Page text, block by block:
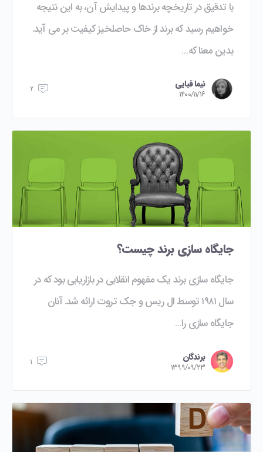
با تدقیق در تاریخچه برندها و پیدایش آن، به این نتیجه
خواهیم رسید که برند از خاک حاصلخیز کیفیت بر می آید.
بدین معنا که…
نیما قبایی
۱۴۰۰/۱۱/۱۶ ۲
جایگاه سازی برند چیست؟
جایگاه سازی برند یک مفهوم انقلابی در بازاریابی بود که در
سال ۱۹۸۱ توسط ال ریس و جک تروت ارائه شد. آنان
جایگاه سازی را…
برندگان
۱۳۹۹/۰۹/۲۳ ۱